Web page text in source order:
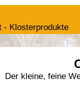
- Klosterprodukte
Der kleine, feine